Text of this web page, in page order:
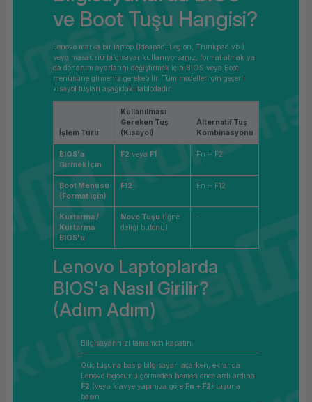
Bileşenlerive Boot Tuşu Hangisi?
Lenovo marka bir laptop (Ideapad, Legion, Thinkpad vb.)
veya masaüstü bilgisayar kullanıyorsanız, format atmak ya
da donanım ayarlarını değiştirmek için BIOS veya Boot
menüsüne girmeniz gerekebilir. Tüm modeller için geçerli
kısayol tuşları aşağıdaki tablodadır:
İşlem Türü
Kullanılması
Gereken Tuş
(Kısayol)
Alternatif Tuş
Kombinasyonu
BIOS'a
Girmek İçin
F2 veya F1 Fn + F2
Boot Menüsü
(Format için)
F12 Fn + F12
Kurtarma /
Kurtarma
BIOS'u
Novo Tuşu (İğne
deliği butonu)
-
Lenovo Laptoplarda
BIOS'a Nasıl Girilir?
(Adım Adım)
Bilgisayarınızı tamamen kapatın.
Güç tuşuna basıp bilgisayarı açarken, ekranda
Lenovo logosunu görmeden hemen önce ardı ardına
F2 (veya klavye yapınıza göre Fn + F2) tuşuna
basın.